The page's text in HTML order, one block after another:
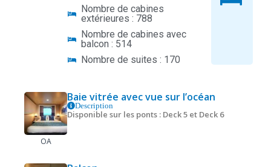
Nombre de cabines
extérieures : 788
Nombre de cabines avec
balcon : 514
Nombre de suites : 170
OA
Baie vitrée avec vue sur l’océan
Description
Disponible sur les ponts : Deck 5 et Deck 6